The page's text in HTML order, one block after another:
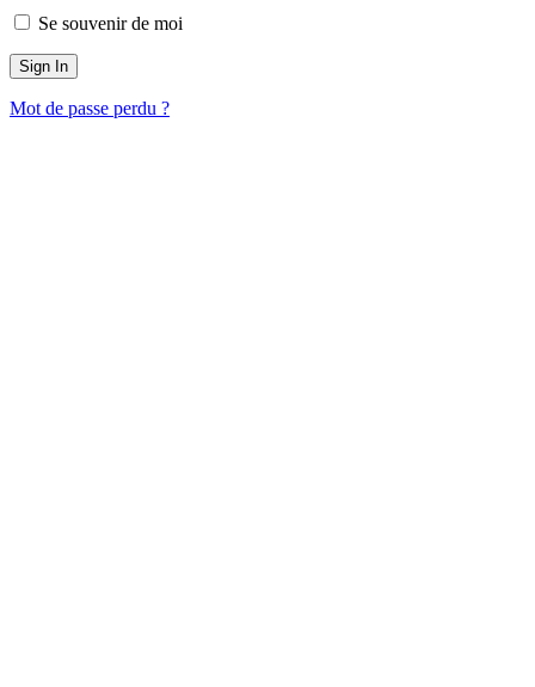
Se souvenir de moi
Mot de passe perdu ?